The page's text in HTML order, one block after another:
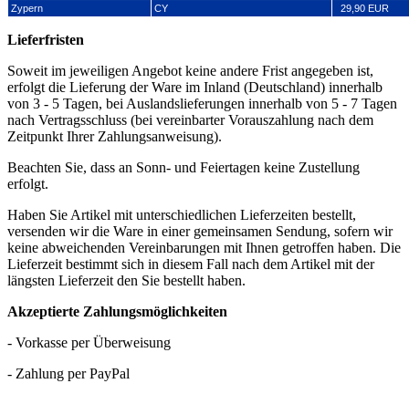
Zypern
CY 29,90 EUR
Lieferfristen
Soweit im jeweiligen Angebot keine andere Frist angegeben ist,
erfolgt die Lieferung der Ware im Inland (Deutschland) innerhalb
von 3 - 5 Tagen, bei Auslandslieferungen innerhalb von 5 - 7 Tagen
nach Vertragsschluss (bei vereinbarter Vorauszahlung nach dem
Zeitpunkt Ihrer Zahlungsanweisung).
Beachten Sie, dass an Sonn- und Feiertagen keine Zustellung
erfolgt.
Haben Sie Artikel mit unterschiedlichen Lieferzeiten bestellt,
versenden wir die Ware in einer gemeinsamen Sendung, sofern wir
keine abweichenden Vereinbarungen mit Ihnen getroffen haben. Die
Lieferzeit bestimmt sich in diesem Fall nach dem Artikel mit der
längsten Lieferzeit den Sie bestellt haben.
Akzeptierte Zahlungsmöglichkeiten
- Vorkasse per Überweisung
- Zahlung per PayPal